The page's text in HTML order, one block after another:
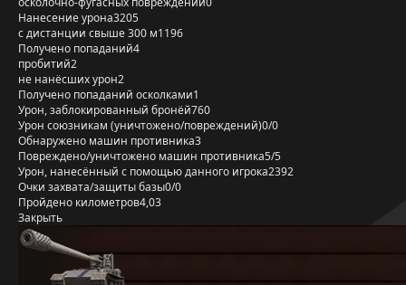
Нанесение урона3205
с дистанции свыше 300 м1196
Получено попаданий4
пробитий2
не нанёсших урон2
Получено попаданий осколками1
Урон, заблокированный бронёй760
Урон союзникам (уничтожено/повреждений)0/0
Обнаружено машин противника3
Повреждено/уничтожено машин противника5/5
Урон, нанесённый с помощью данного игрока2392
Очки захвата/защиты базы0/0
Пройдено километров4,03
Закрыть